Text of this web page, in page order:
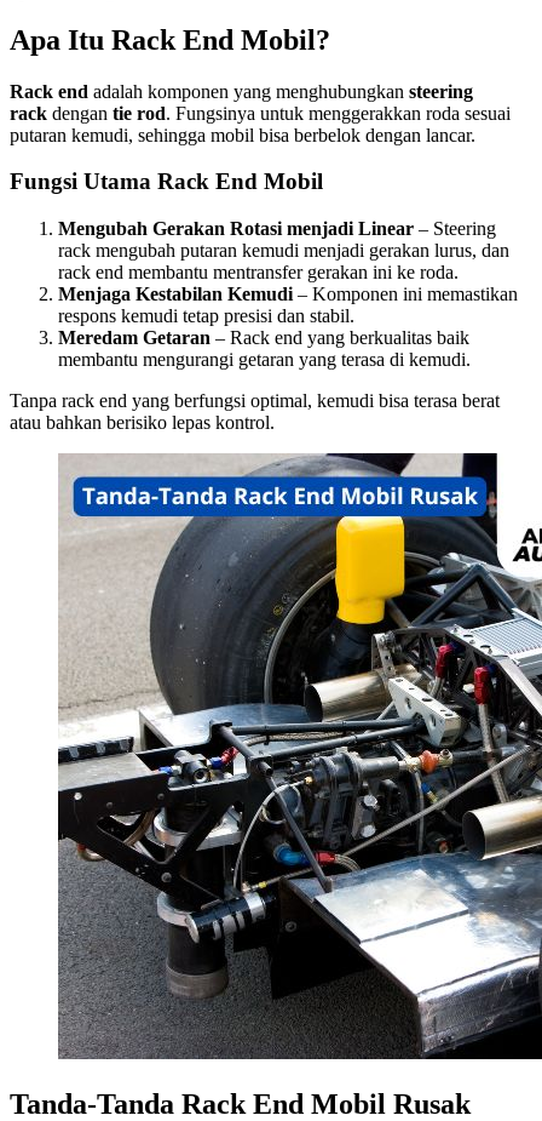
Apa Itu Rack End Mobil?
Rack end adalah komponen yang menghubungkan steering
rack dengan tie rod. Fungsinya untuk menggerakkan roda sesuai
putaran kemudi, sehingga mobil bisa berbelok dengan lancar.
Fungsi Utama Rack End Mobil
Mengubah Gerakan Rotasi menjadi Linear – Steering
rack mengubah putaran kemudi menjadi gerakan lurus, dan
rack end membantu mentransfer gerakan ini ke roda.
Menjaga Kestabilan Kemudi – Komponen ini memastikan
respons kemudi tetap presisi dan stabil.
Meredam Getaran – Rack end yang berkualitas baik
membantu mengurangi getaran yang terasa di kemudi.
Tanpa rack end yang berfungsi optimal, kemudi bisa terasa berat
atau bahkan berisiko lepas kontrol.
Tanda-Tanda Rack End Mobil Rusak